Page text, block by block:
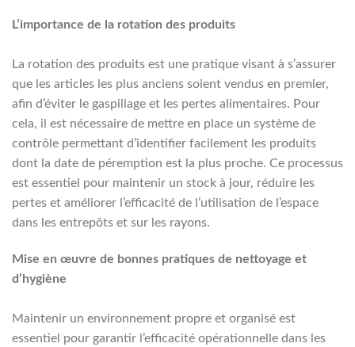
L’importance de la rotation des produits
La rotation des produits est une pratique visant à s’assurer
que les articles les plus anciens soient vendus en premier,
afin d’éviter le gaspillage et les pertes alimentaires. Pour
cela, il est nécessaire de mettre en place un système de
contrôle permettant d’identifier facilement les produits
dont la date de péremption est la plus proche. Ce processus
est essentiel pour maintenir un stock à jour, réduire les
pertes et améliorer l’efficacité de l’utilisation de l’espace
dans les entrepôts et sur les rayons.
Mise en œuvre de bonnes pratiques de nettoyage et
d’hygiène
Maintenir un environnement propre et organisé est
essentiel pour garantir l’efficacité opérationnelle dans les